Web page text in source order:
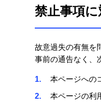
禁止事項
故意過失の有無を
事前の通告なく、
1 本ページへの
2 本ページの利